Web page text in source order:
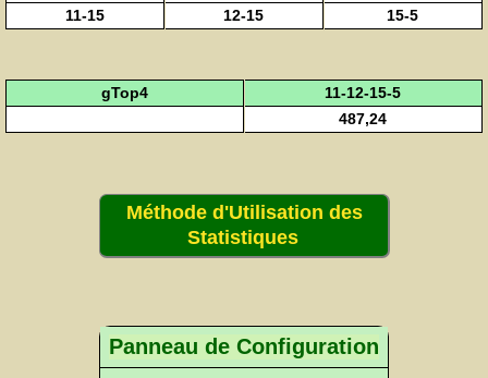
11-15
12-15 15-5
gTop4
11-12-15-5
487,24
Méthode d'Utilisation des
Statistiques
Panneau de Configuration